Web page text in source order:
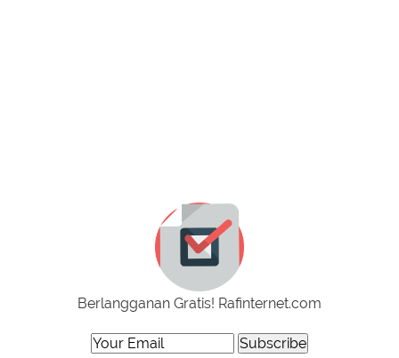
Berlangganan Gratis! Rafinternet.com